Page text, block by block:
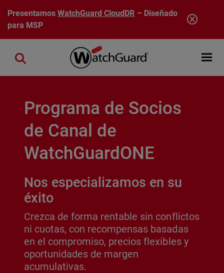
Pasar al contenido principal
PresentamosWatchGuard CloudDR – Diseñado
para MSP
Open
Close search
Programa de Socios
de Canal de
WatchGuardONE
Nos especializamos en su
éxito
Crezca de forma rentable sin conflictos
ni cuotas, con recompensas basadas
en el compromiso, precios flexibles y
oportunidades de margen
acumulativas.